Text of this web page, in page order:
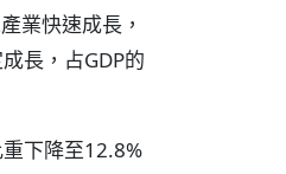
業快速成長，
長，占GDP的
下降至12.8%